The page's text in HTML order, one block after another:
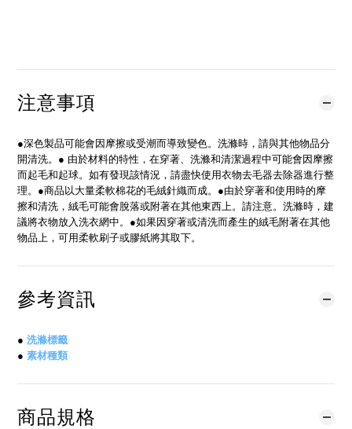
注意事項
●深色製品可能會因摩擦或受潮而導致變色。洗滌時，請與其他物品分
開清洗。● 由於材料的特性，在穿著、洗滌和清潔過程中可能會因摩擦
而起毛和起球。如有發現該情況，請盡快使用衣物去毛器去除器進行整
理。●商品以大量柔軟棉花的毛絨針織而成。●由於穿著和使用時的摩
擦和清洗，絨毛可能會脫落或附著在其他東西上。請注意。洗滌時，建
議將衣物放入洗衣網中。●如果因穿著或清洗而產生的絨毛附著在其他
物品上，可用柔軟刷子或膠紙將其取下。
參考資訊
● 洗滌標籤
● 素材種類
商品規格